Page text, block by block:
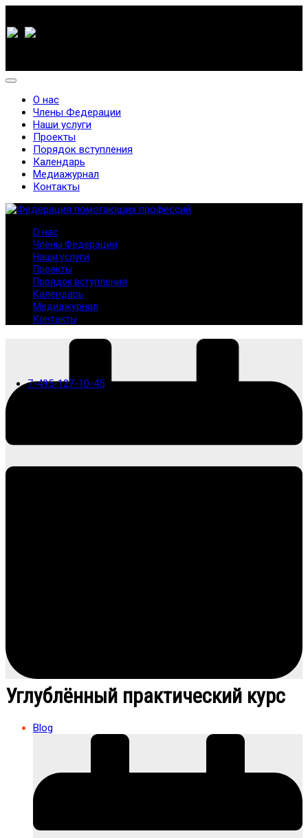
7-495-127-10-45
О нас
Члены Федерации
Наши услуги
Проекты
Порядок вступления
Календарь
Медиажурнал
Контакты
О нас
Члены Федерации
Наши услуги
Проекты
Порядок вступления
Календарь
Медиажурнал
Контакты
Углублённый практический курс
Blog